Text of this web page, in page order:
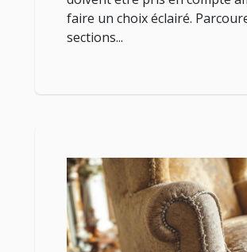
faire un choix éclairé.
sections...